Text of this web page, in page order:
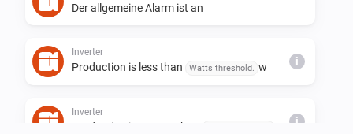
Der allgemeine Alarm ist an
Inverter
Production is less than Watts threshold. w i
Inverter
Production is greater than i